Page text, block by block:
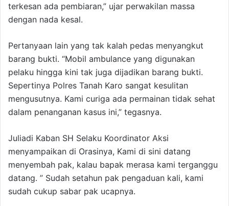
terkesan ada pembiaran,” ujar perwakilan massa
dengan nada kesal.
Pertanyaan lain yang tak kalah pedas menyangkut
barang bukti. “Mobil ambulance yang digunakan
pelaku hingga kini tak juga dijadikan barang bukti.
Sepertinya Polres Tanah Karo sangat kesulitan
mengusutnya. Kami curiga ada permainan tidak sehat
dalam penanganan kasus ini,” tegasnya.
Juliadi Kaban SH Selaku Koordinator Aksi
menyampaikan di Orasinya, Kami di sini datang
menyembah pak, kalau bapak merasa kami terganggu
datang. ” Sudah setahun pak pengaduan kali, kami
sudah cukup sabar pak ucapnya.